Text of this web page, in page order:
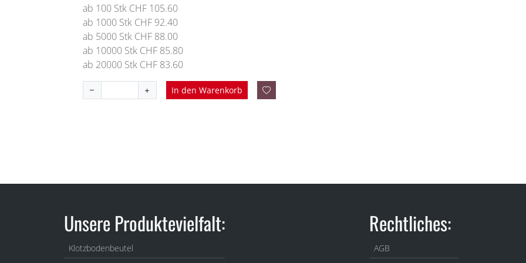
ab 100 Stk CHF 105.60
ab 1000 Stk CHF 92.40
ab 5000 Stk CHF 88.00
ab 10000 Stk CHF 85.80
ab 20000 Stk CHF 83.60
In den Warenkorb
Unsere Produktevielfalt:
Klotzbodenbeutel
Rechtliches:
AGB